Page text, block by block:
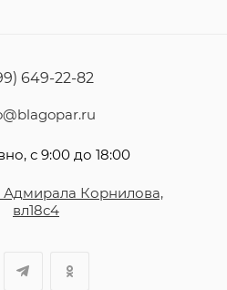
649-22-82
с 9:00 до 18:00
Адмирала Корнилова,
вл18с4